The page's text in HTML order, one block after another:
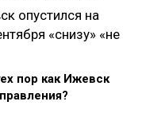
опустился на
«снизу» «не
пор как Ижевск